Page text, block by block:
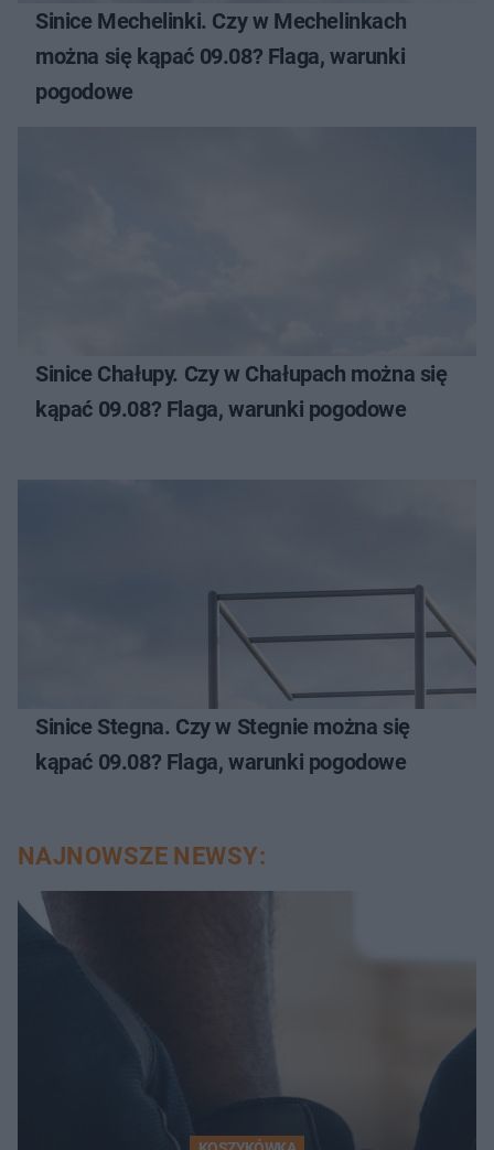
Sinice Mechelinki. Czy w Mechelinkach
można się kąpać 09.08? Flaga, warunki
pogodowe
Sinice Chałupy. Czy w Chałupach można się
kąpać 09.08? Flaga, warunki pogodowe
Sinice Stegna. Czy w Stegnie można się
kąpać 09.08? Flaga, warunki pogodowe
NAJNOWSZE NEWSY: